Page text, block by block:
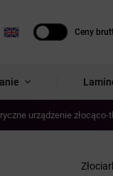
Ceny
urządzenie